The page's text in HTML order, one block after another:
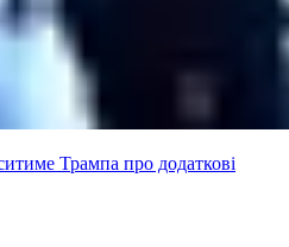
Трампа про додаткові